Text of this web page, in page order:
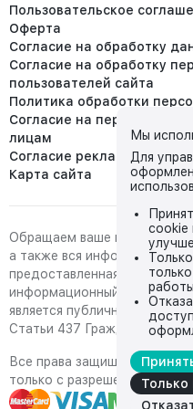
Пользовательское
Оферта
Согласие на обработку
Согласие на обработку
пользователей сайта
Политика обработки
Согласие на передачу
лицам
Согласие реклама
Карта сайта
Обращаем ваше внимание на
а также вся информация о
предоставленная на нём,
информационный характер и
является публичной
Статьи 437 Гражданского
Все права защищены, любое
только с разрешения
Мы
Для
cookie